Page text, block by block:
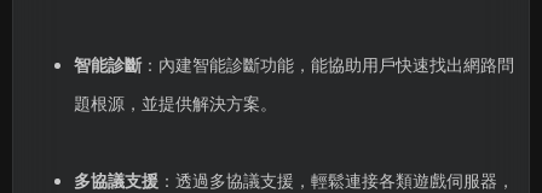
智能診斷：內建智能診斷功能，能協助用戶快速找出網路問
題根源，並提供解決方案。
多協議支援：透過多協議支援，輕鬆連接各類遊戲伺服器，